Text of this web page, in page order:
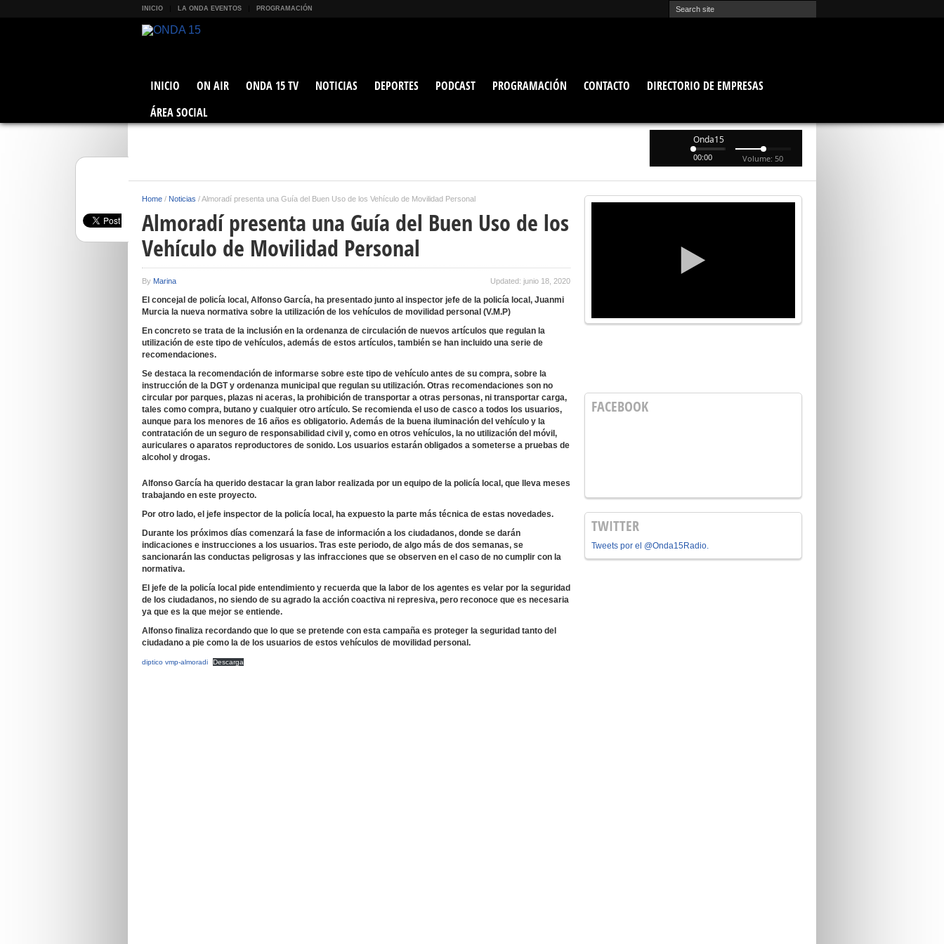
INICIO LA ONDA EVENTOS PROGRAMACIÓN
INICIO ON AIR ONDA 15 TV NOTICIAS DEPORTES PODCAST PROGRAMACIÓN CONTACTO
DIRECTORIO DE EMPRESAS
ÁREA SOCIAL
Onda15
00:00 Volume: 50
Home / Noticias /Almoradí presenta una Guía del Buen Uso de los Vehículo de Movilidad Personal
Almoradí presenta una Guía del Buen Uso de los
Vehículo de Movilidad Personal
By Marina Updated: junio 18, 2020
El concejal de policía local, Alfonso García, ha presentado junto al inspector jefe de la policía local, Juanmi
Murcia la nueva normativa sobre la utilización de los vehículos de movilidad personal (V.M.P)
En concreto se trata de la inclusión en la ordenanza de circulación de nuevos artículos que regulan la
utilización de este tipo de vehículos, además de estos artículos, también se han incluido una serie de
recomendaciones.
Se destaca la recomendación de informarse sobre este tipo de vehículo antes de su compra, sobre la
instrucción de la DGT y ordenanza municipal que regulan su utilización. Otras recomendaciones son no
circular por parques, plazas ni aceras, la prohibición de transportar a otras personas, ni transportar carga,
tales como compra, butano y cualquier otro artículo. Se recomienda el uso de casco a todos los usuarios,
aunque para los menores de 16 años es obligatorio. Además de la buena iluminación del vehículo y la
contratación de un seguro de responsabilidad civil y, como en otros vehículos, la no utilización del móvil,
auriculares o aparatos reproductores de sonido. Los usuarios estarán obligados a someterse a pruebas de
alcohol y drogas.
Alfonso García ha querido destacar la gran labor realizada por un equipo de la policía local, que lleva meses
trabajando en este proyecto.
Por otro lado, el jefe inspector de la policía local, ha expuesto la parte más técnica de estas novedades.
Durante los próximos días comenzará la fase de información a los ciudadanos, donde se darán
indicaciones e instrucciones a los usuarios. Tras este periodo, de algo más de dos semanas, se
sancionarán las conductas peligrosas y las infracciones que se observen en el caso de no cumplir con la
normativa.
El jefe de la policía local pide entendimiento y recuerda que la labor de los agentes es velar por la seguridad
de los ciudadanos, no siendo de su agrado la acción coactiva ni represiva, pero reconoce que es necesaria
ya que es la que mejor se entiende.
Alfonso finaliza recordando que lo que se pretende con esta campaña es proteger la seguridad tanto del
ciudadano a pie como la de los usuarios de estos vehículos de movilidad personal.
diptico vmp-almoradi Descarga
FACEBOOK
TWITTER
Tweets por el @Onda15Radio.